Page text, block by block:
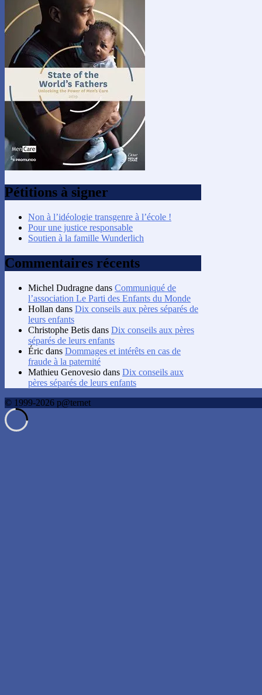
Pétitions à signer
Non à l’idéologie transgenre à l’école !
Pour une justice responsable
Soutien à la famille Wunderlich
Commentaires récents
Michel Dudragne dans Communiqué de
l’association Le Parti des Enfants du Monde
Hollan dans Dix conseils aux pères séparés de
leurs enfants
Christophe Betis dans Dix conseils aux pères
séparés de leurs enfants
Éric dans Dommages et intérêts en cas de
fraude à la paternité
Mathieu Genovesio dans Dix conseils aux
pères séparés de leurs enfants
© 1999-2026 p@ternet